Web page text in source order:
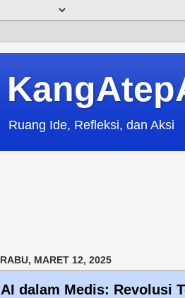
Ruang Ide, Refleksi, dan Aksi
RABU, MARET 12, 2025
AI dalam Medis: Revolusi